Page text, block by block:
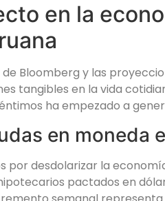
en la
Bloomberg y las
tangibles en la vida
ha empezado a
en moneda
por desdolarizar la
pactados en